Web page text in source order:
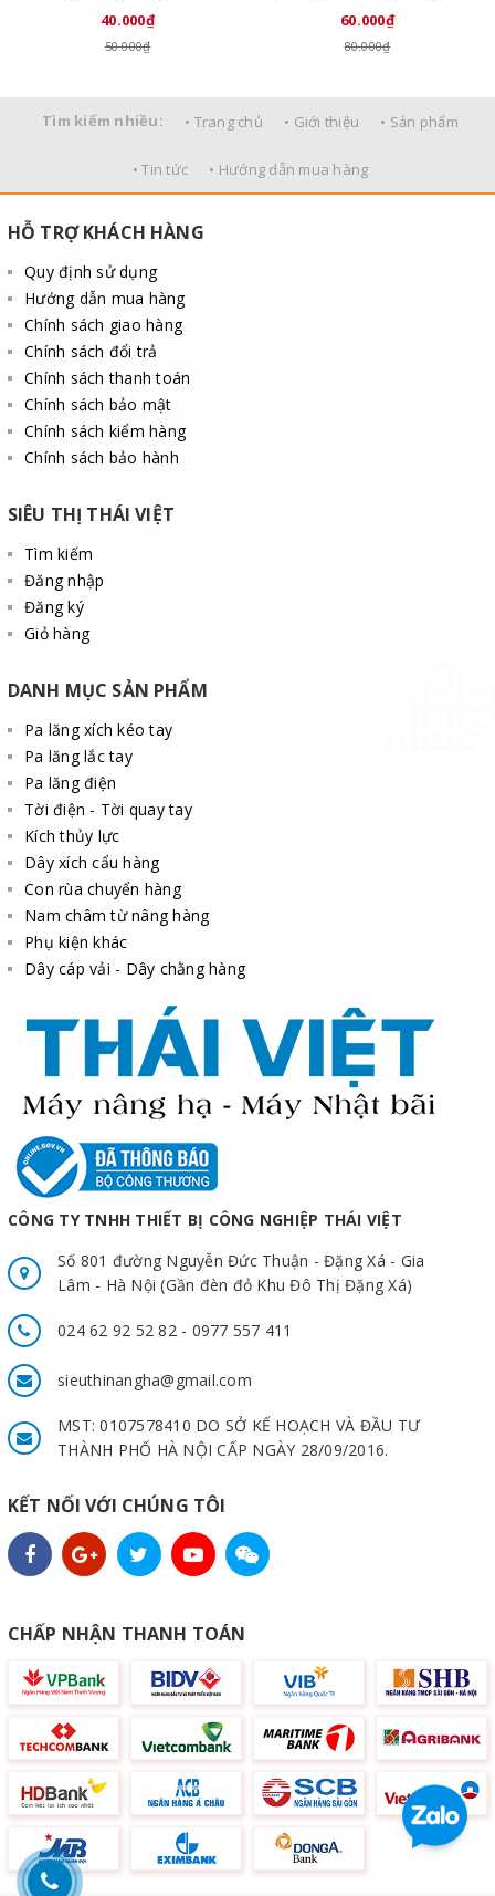
40.000₫
50.000₫
60.000₫
80.000₫
Tìm kiếm nhiều: • Trang chủ • Giới thiệu • Sản phẩm
• Tin tức • Hướng dẫn mua hàng
HỖ TRỢ KHÁCH HÀNG
Quy định sử dụng
Hướng dẫn mua hàng
Chính sách giao hàng
Chính sách đổi trả
Chính sách thanh toán
Chính sách bảo mật
Chính sách kiểm hàng
Chính sách bảo hành
SIÊU THỊ THÁI VIỆT
Tìm kiếm
Đăng nhập
Đăng ký
Giỏ hàng
DANH MỤC SẢN PHẨM
Pa lăng xích kéo tay
Pa lăng lắc tay
Pa lăng điện
Tời điện - Tời quay tay
Kích thủy lực
Dây xích cẩu hàng
Con rùa chuyển hàng
Nam châm từ nâng hàng
Phụ kiện khác
Dây cáp vải - Dây chằng hàng
CÔNG TY TNHH THIẾT BỊ CÔNG NGHIỆP THÁI VIỆT
Số 801 đường Nguyễn Đức Thuận - Đặng Xá - Gia
Lâm - Hà Nội (Gần đèn đỏ Khu Đô Thị Đặng Xá)
024 62 92 52 82 - 0977 557 411
sieuthinangha@gmail.com
MST: 0107578410 DO SỞ KẾ HOẠCH VÀ ĐẦU TƯ
THÀNH PHỐ HÀ NỘI CẤP NGÀY 28/09/2016.
KẾT NỐI VỚI CHÚNG TÔI
CHẤP NHẬN THANH TOÁN